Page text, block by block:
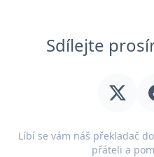
Sdílejte
Líbí se vám náš překladač
přáteli a